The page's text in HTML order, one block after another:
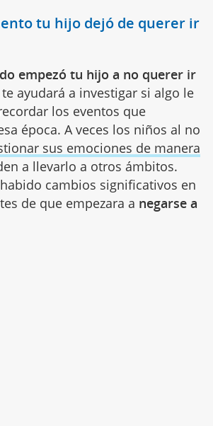
tu hijo dejó de querer ir
empezó tu hijo a no querer ir
te ayudará a investigar si algo le
los eventos que
época. A veces los niños al no
sus emociones de manera
a llevarlo a otros ámbitos.
cambios significativos en
de que empezara a negarse a